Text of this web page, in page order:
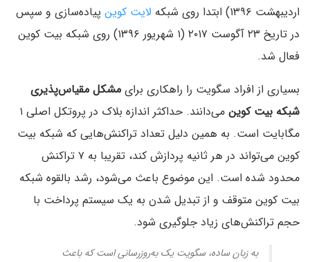
اردیبهشت ۱۳۹۶) ابتدا روی شبکه
لایت کوین پیاده‌سازی و سپس
در تاریخ ۲۳ آگوست ۲۰۱۷ (۱ شهریور ۱۳۹۶) روی شبکه بیت کوین
فعال شد.
بسیاری از افراد سگویت را راهکاری برای مشکل مقیاس‌پذیری
شبکه بیت کوین
می‌دانند. حداکثر اندازه بلاک در پروتکل اصلی ۱
مگابایت است. به همین دلیل تعداد تراکنش‌هایی که شبکه بیت
کوین می‌تواند در هر ثانیه پردازش کند، تقریبا به ۷ تراکنش
محدود شده است. این موضوع باعث می‌شود، رشد بالقوه شبکه
بیت کوین متوقف و از تبدیل شدن به یک سیستم پرداخت با
حجم تراکنش‌های زیاد جلوگیری شود.
به زبان ساده، سگویت یک به‌روزرسانی است که باعث